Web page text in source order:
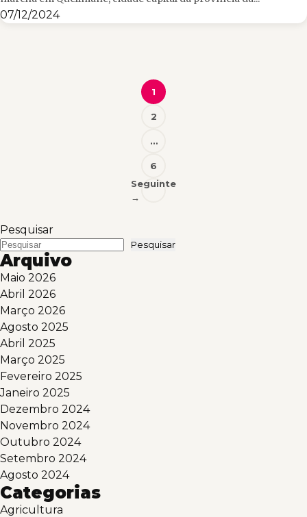
07/12/2024
Posts
pagination
1
2
…
6
Seguinte
→
Pesquisar
Pesquisar
Arquivo
Maio 2026
Abril 2026
Março 2026
Agosto 2025
Abril 2025
Março 2025
Fevereiro 2025
Janeiro 2025
Dezembro 2024
Novembro 2024
Outubro 2024
Setembro 2024
Agosto 2024
Categorias
Agricultura